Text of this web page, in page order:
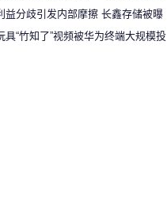
益分歧引发内部摩擦 长鑫存储被曝
为驻场工程师驱逐出研发基地
具“竹知了”视频被华为终端大规模投